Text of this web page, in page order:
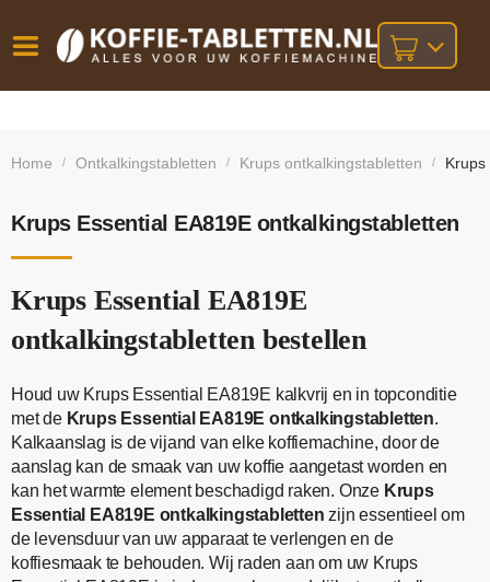
besteld,
bij orders
Home / Ontkalkingstabletten / Krups ontkalkingstabletten / Krups
Krups Essential EA819E ontkalkingstabletten
Krups Essential EA819E
ontkalkingstabletten bestellen
Houd uw Krups Essential EA819E kalkvrij en in topconditie
met de Krups Essential EA819E ontkalkingstabletten.
Kalkaanslag is de vijand van elke koffiemachine, door de
aanslag kan de smaak van uw koffie aangetast worden en
kan het warmte element beschadigd raken. Onze Krups
Essential EA819E ontkalkingstabletten zijn essentieel om
de levensduur van uw apparaat te verlengen en de
koffiesmaak te behouden. Wij raden aan om uw Krups